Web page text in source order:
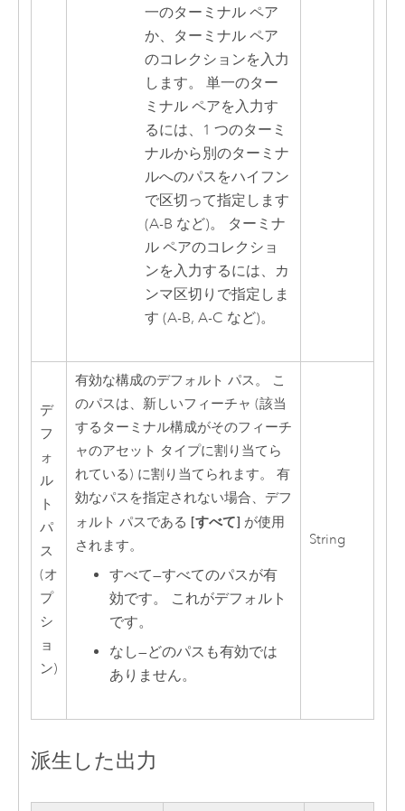
一のターミナル ペア
か、ターミナル ペア
のコレクションを入力
します。 単一のター
ミナル ペアを入力す
るには、1 つのターミ
ナルから別のターミナ
ルへのパスをハイフン
で区切って指定します
(A-B など)。 ターミナ
ル ペアのコレクショ
ンを入力するには、カ
ンマ区切りで指定しま
す (A-B, A-C など)。
デ
フ
ォ
ル
ト
パ
ス
(オ
プ
シ
ョ
ン)
有効な構成のデフォルト パス。 こ
のパスは、新しいフィーチャ (該当
するターミナル構成がそのフィーチ
ャのアセット タイプに割り当てら
れている) に割り当てられます。 有
効なパスを指定されない場合、デフ
ォルト パスである [すべて] が使用
されます。
すべて—すべてのパスが有
効です。 これがデフォルト
です。
なし—どのパスも有効では
ありません。
String
派生した出力